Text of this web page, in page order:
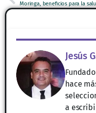
Moringa, beneficios para la
Jesús
hace
a